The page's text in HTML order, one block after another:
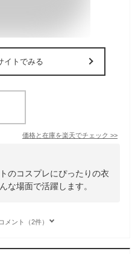
イトでみる
価格と在庫を楽天でチェック >>
のコスプレにぴったりの衣
な場面で活躍します。
メント（2件）